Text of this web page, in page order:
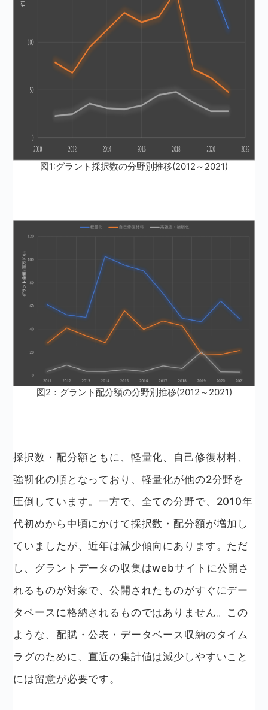
図1:グラント採択数の分野別推移(2012～2021)
図2：グラント配分額の分野別推移(2012～2021)
採択数・配分額ともに、軽量化、自己修復材料、
強靭化の順となっており、軽量化が他の2分野を
圧倒しています。一方で、全ての分野で、2010年
代初めから中頃にかけて採択数・配分額が増加し
ていましたが、近年は減少傾向にあります。ただ
し、グラントデータの収集はwebサイトに公開さ
れるものが対象で、公開されたものがすぐにデー
タベースに格納されるものではありません。この
ような、配賦・公表・データベース収納のタイム
ラグのために、直近の集計値は減少しやすいこと
には留意が必要です。